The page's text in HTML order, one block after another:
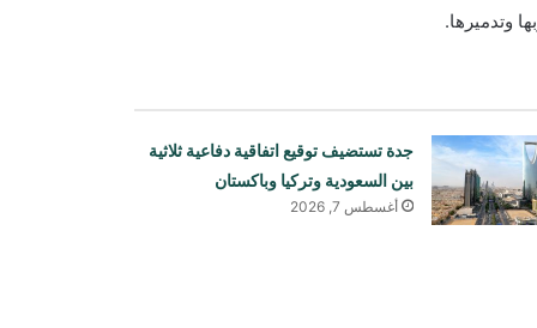
وتدميرها.
جدة تستضيف توقيع اتفاقية دفاعية ثلاثية
بين السعودية وتركيا وباكستان
أغسطس 7, 2026